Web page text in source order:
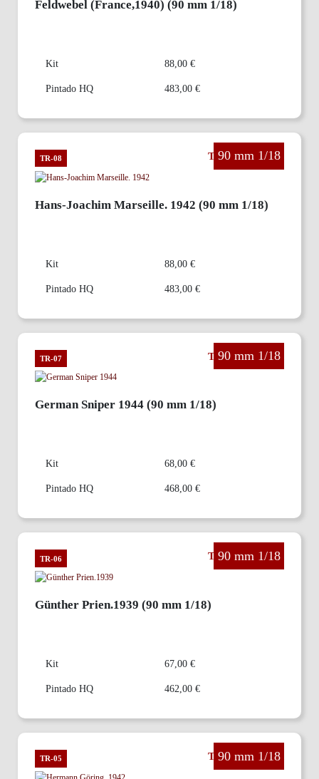
Feldwebel (France,1940) (90 mm 1/18)
Kit 88,00 €
Pintado HQ 483,00 €
TR-08 The Third Reich
90 mm 1/18
Hans-Joachim Marseille. 1942 (90 mm 1/18)
Kit 88,00 €
Pintado HQ 483,00 €
TR-07 The Third Reich
90 mm 1/18
German Sniper 1944 (90 mm 1/18)
Kit 68,00 €
Pintado HQ 468,00 €
TR-06 The Third Reich
90 mm 1/18
Günther Prien.1939 (90 mm 1/18)
Kit 67,00 €
Pintado HQ 462,00 €
TR-05 The Third Reich
90 mm 1/18